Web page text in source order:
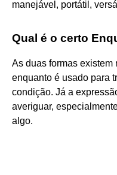
manejável, portátil,
Qual é o certo
As duas formas existem
enquanto é usado para
condição. Já a
averiguar,
algo.